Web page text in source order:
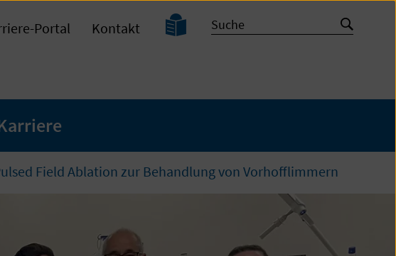
Portal Kontakt
Leichte
Sprache
Suche
Suche
starten
Field Ablation zur Behandlung von Vorhofflimmern